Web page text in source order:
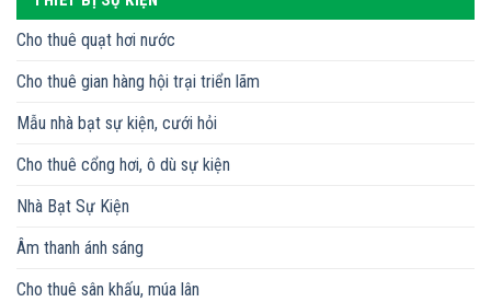
Cho thuê quạt hơi nước
Cho thuê gian hàng hội trại triển lãm
Mẫu nhà bạt sự kiện, cưới hỏi
Cho thuê cổng hơi, ô dù sự kiện
Nhà Bạt Sự Kiện
Âm thanh ánh sáng
Cho thuê sân khấu, múa lân